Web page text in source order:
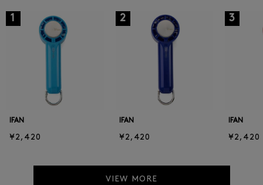
1
IFAN
¥2,420
2
IFAN
¥2,420
3
IFAN
¥2,420
VIEW MORE